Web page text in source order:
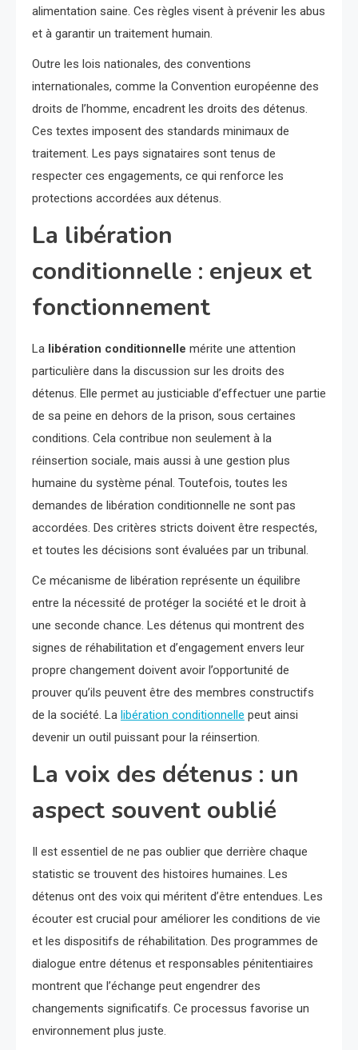
alimentation saine. Ces règles visent à prévenir les abus
et à garantir un traitement humain.
Outre les lois nationales, des conventions
internationales, comme la Convention européenne des
droits de l’homme, encadrent les droits des détenus.
Ces textes imposent des standards minimaux de
traitement. Les pays signataires sont tenus de
respecter ces engagements, ce qui renforce les
protections accordées aux détenus.
La libération
conditionnelle : enjeux et
fonctionnement
La libération conditionnelle mérite une attention
particulière dans la discussion sur les droits des
détenus. Elle permet au justiciable d’effectuer une partie
de sa peine en dehors de la prison, sous certaines
conditions. Cela contribue non seulement à la
réinsertion sociale, mais aussi à une gestion plus
humaine du système pénal. Toutefois, toutes les
demandes de libération conditionnelle ne sont pas
accordées. Des critères stricts doivent être respectés,
et toutes les décisions sont évaluées par un tribunal.
Ce mécanisme de libération représente un équilibre
entre la nécessité de protéger la société et le droit à
une seconde chance. Les détenus qui montrent des
signes de réhabilitation et d’engagement envers leur
propre changement doivent avoir l’opportunité de
prouver qu’ils peuvent être des membres constructifs
de la société. La libération conditionnelle peut ainsi
devenir un outil puissant pour la réinsertion.
La voix des détenus : un
aspect souvent oublié
Il est essentiel de ne pas oublier que derrière chaque
statistic se trouvent des histoires humaines. Les
détenus ont des voix qui méritent d’être entendues. Les
écouter est crucial pour améliorer les conditions de vie
et les dispositifs de réhabilitation. Des programmes de
dialogue entre détenus et responsables pénitentiaires
montrent que l’échange peut engendrer des
changements significatifs. Ce processus favorise un
environnement plus juste.